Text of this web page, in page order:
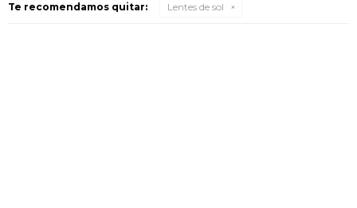
Te recomendamos quitar: Lentes de sol